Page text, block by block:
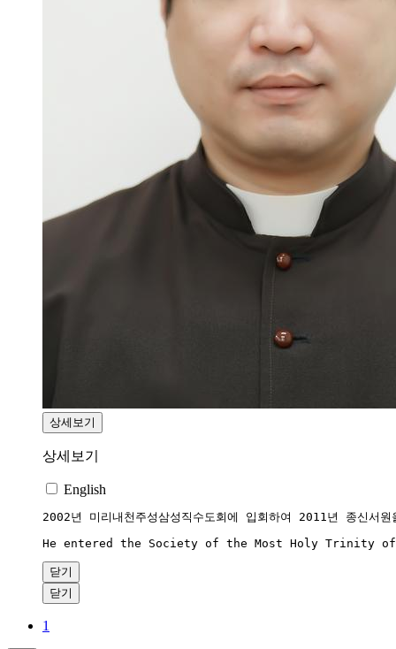
상세보기
상세보기
English
2002년 미리내천주성삼성직수도회에 입회하여 2011년
He entered the Society of the Most Holy Trinity
닫기
닫기
1